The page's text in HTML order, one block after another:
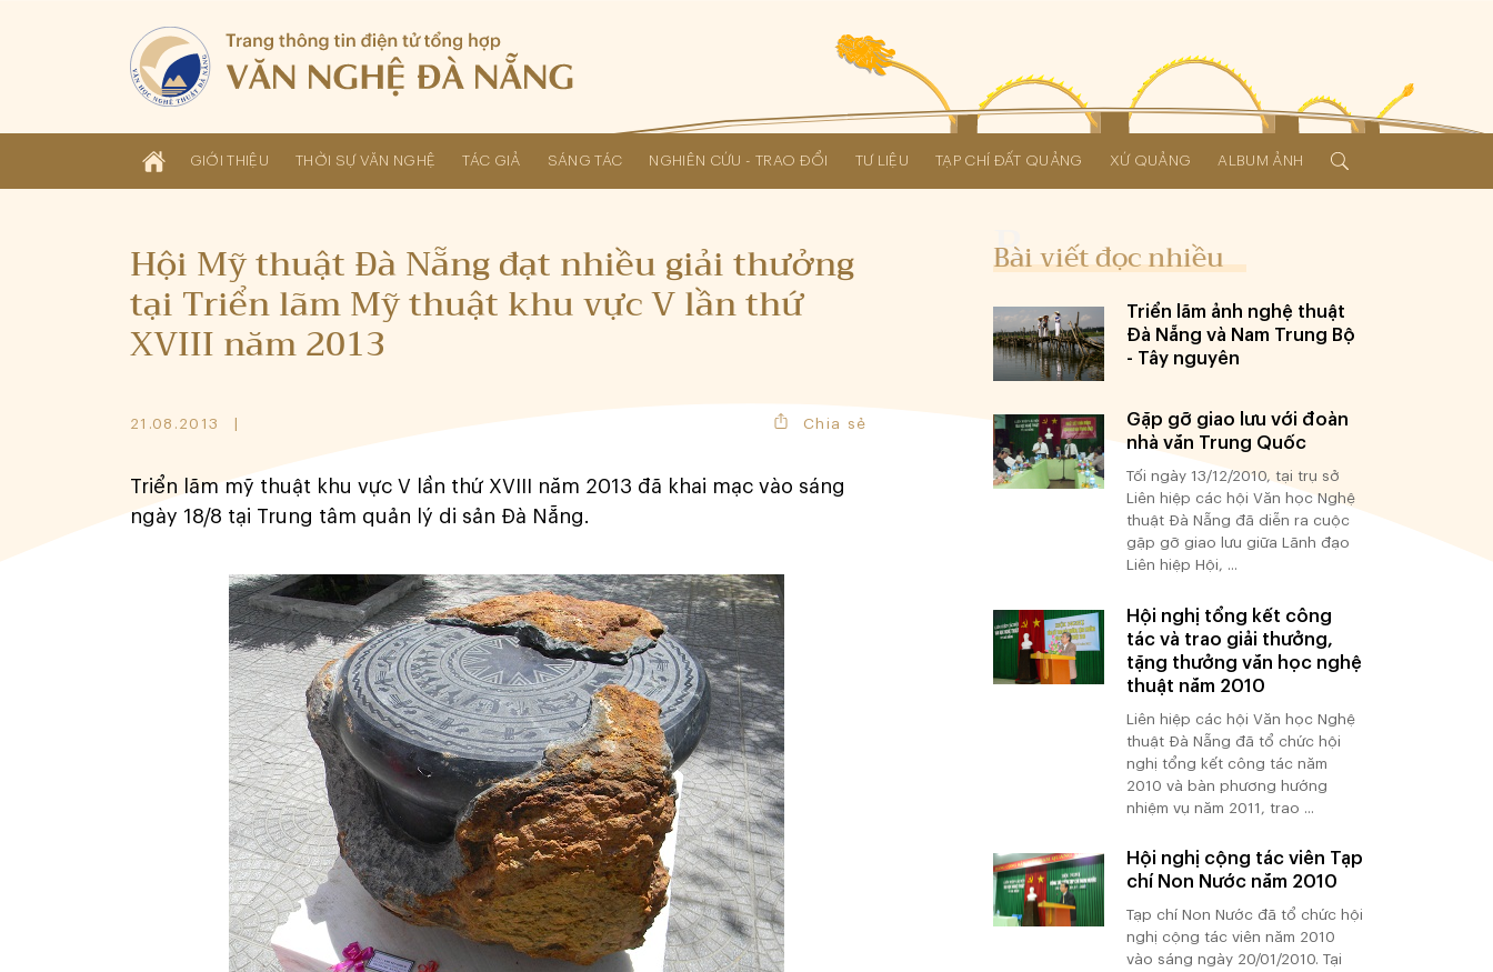
GIỚI THIỆU THỜI SỰ VĂN NGHỆ TÁC GIẢ SÁNG TÁC NGHIÊN CỨU - TRAO ĐỔI TƯ LIỆU TẠP CHÍ ĐẤT QUẢNG XỨ QUẢNG ALBUM ẢNH
Hội Mỹ thuật Đà Nẵng đạt nhiều giải thưởng
tại Triển lãm Mỹ thuật khu vực V lần thứ
XVIII năm 2013
21.08.2013 Chia sẻ
Triển lãm mỹ thuật khu vực V lần thứ XVIII năm 2013 đã khai mạc vào sáng
ngày 18/8 tại Trung tâm quản lý di sản Đà Nẵng.
Bài viết đọc nhiều
Triển lãm ảnh nghệ thuật
Đà Nẵng và Nam Trung Bộ
- Tây nguyên
Gặp gỡ giao lưu với đoàn
nhà văn Trung Quốc
Tối ngày 13/12/2010, tại trụ sở
Liên hiệp các hội Văn học Nghệ
thuật Đà Nẵng đã diễn ra cuộc
gặp gỡ giao lưu giữa Lãnh đạo
Liên hiệp Hội, ...
Hội nghị tổng kết công
tác và trao giải thưởng,
tặng thưởng văn học nghệ
thuật năm 2010
Liên hiệp các hội Văn học Nghệ
thuật Đà Nẵng đã tổ chức hội
nghị tổng kết công tác năm
2010 và bàn phương hướng
nhiệm vụ năm 2011, trao ...
Hội nghị cộng tác viên Tạp
chí Non Nước năm 2010
Tạp chí Non Nước đã tổ chức hội
nghị cộng tác viên năm 2010
vào sáng ngày 20/01/2010. Tại